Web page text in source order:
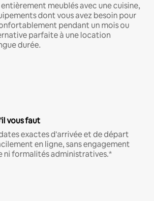
meublés avec une cuisine,
dont vous avez besoin pour
pendant un mois ou
parfaite à une location
durée.
vous faut
exactes d'arrivée et de départ
en ligne, sans engagement
ni formalités administratives.*